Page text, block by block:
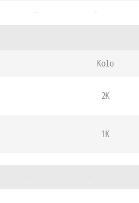
- -
Kolo
2K
1K
- -